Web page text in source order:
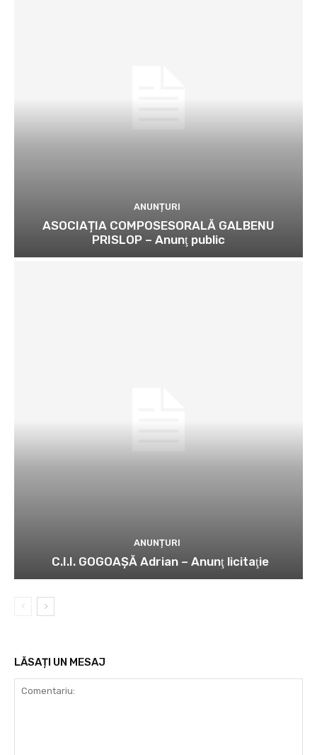
ANUNȚURI
ASOCIAȚIA COMPOSESORALĂ GALBENU
PRISLOP – Anunţ public
ANUNȚURI
C.I.I. GOGOAŞĂ Adrian – Anunţ licitaţie
LĂSAȚI UN MESAJ